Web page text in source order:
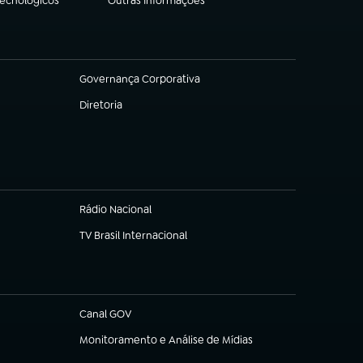
(abre em nova aba)
Governança Corporativa
(abre em nova aba)
Diretoria
(abre em nova aba)
Rádio Nacional
TV Brasil Internacional
(abre em nova aba)
Canal GOV
(abre em nova aba)
Monitoramento e Análise de Mídias
(abre em nova aba)